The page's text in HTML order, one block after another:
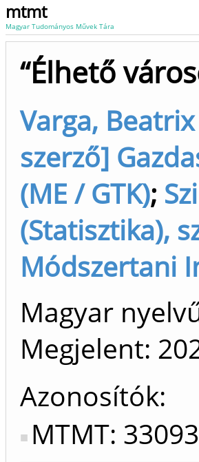
mtmt
Magyar Tudományos Művek Tára
“Élhető
Varga,
szerző]
(ME / GTK);
(Statisztika),
Módszertani
Magyar
Megjelent:
Azonosítók
MTMT: